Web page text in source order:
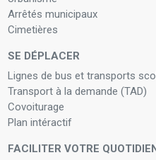
Arrêtés municipaux
Cimetières
SE DÉPLACER
Lignes de bus et transports
Transport à la demande (TAD)
Covoiturage
Plan intéractif
FACILITER VOTRE